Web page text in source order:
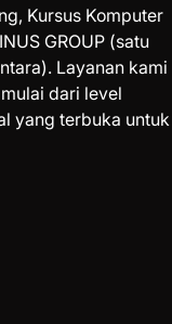
Kursus Komputer
GROUP (satu
Layanan kami
dari level
yang terbuka untuk